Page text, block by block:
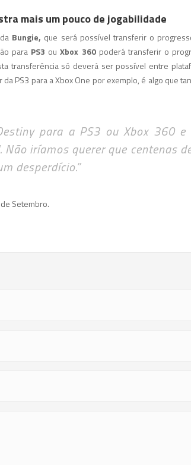
mais um pouco de jogabilidade
Bungie, que será possível transferir o
para PS3 ouXbox 360poderá transferir o
transferência só deverá ser possível entre
PS3 para a Xbox One por exemplo, é algo que
para a PS3 ou Xbox 360 e
iríamos querer que centenas
desperdício.”
Setembro.